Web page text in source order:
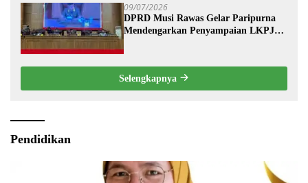
09/07/2026
DPRD Musi Rawas Gelar Paripurna
Mendengarkan Penyampaian LKPJ
Selengkapnya
Pendidikan